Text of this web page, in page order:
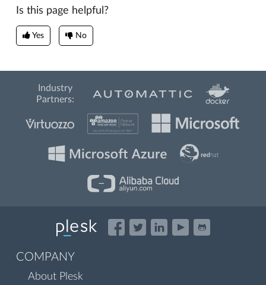
Is this page helpful?
Yes No
Industry
Partners:
COMPANY
About Plesk